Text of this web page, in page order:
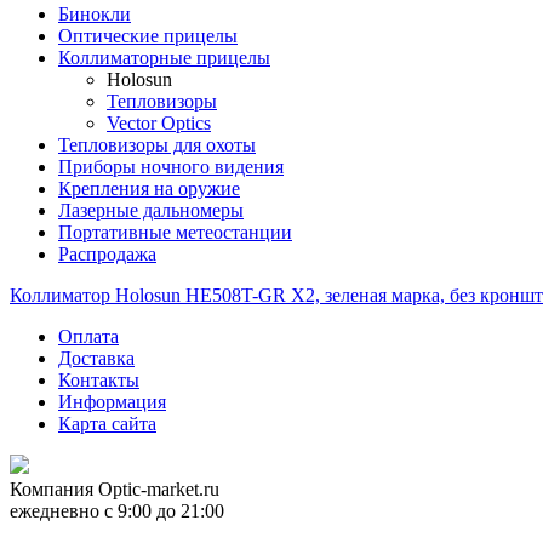
Бинокли
Оптические прицелы
Коллиматорные прицелы
Holosun
Тепловизоры
Vector Optics
Тепловизоры для охоты
Приборы ночного видения
Крепления на оружие
Лазерные дальномеры
Портативные метеостанции
Распродажа
Коллиматор Holosun HE508T-GR X2, зеленая марка, без
Оплата
Доставка
Контакты
Информация
Карта сайта
Компания Optic-market.ru
ежедневно с 9:00 до 21:00